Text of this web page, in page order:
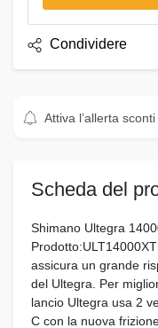
Condividere
Attiva l’allerta sconti
Scheda del
Shimano Ultegra
assicura un grande
del Ultegra. Per
lancio Ultegra usa 2
C con la nuova